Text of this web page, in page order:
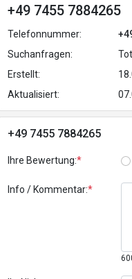
+49 7455 7884265
Telefonnummer:
Suchanfragen:
Erstellt:
Aktualisiert:
+49 7455 7884265
Ihre Bewertung:*
Info / Kommentar:*